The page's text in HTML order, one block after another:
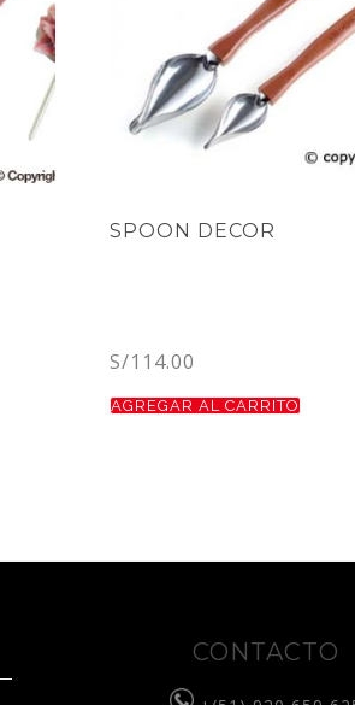
SPOON DECOR
S/114.00
AGREGAR AL CARRITO
CONTACTO